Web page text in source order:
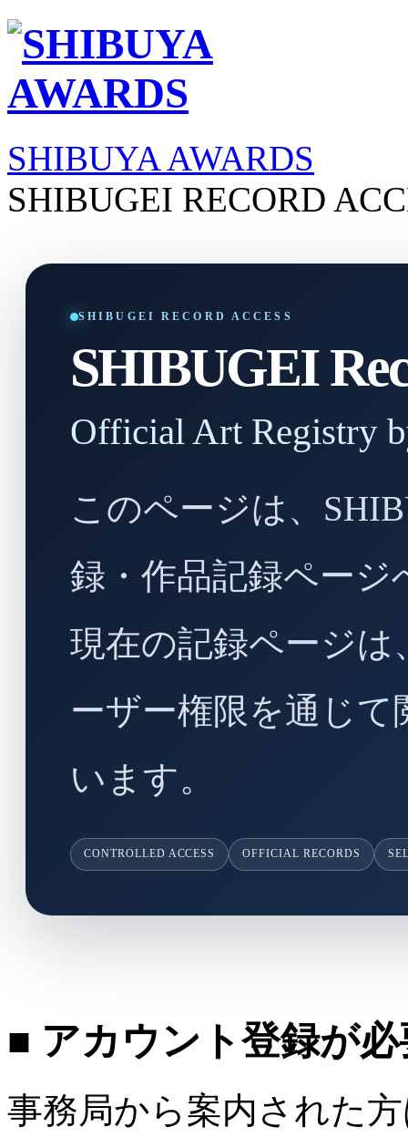
SHIBUYA AWARDS
SHIBUGEI RECORD
SHIBUGEI RECORD ACCESS
SHIBUGEI
Official Art Registry
このページは、
録・作品記録ペー
現在の記録ページは
ーザー権限を通じ
います。
CONTROLLED ACCESS OFFICIAL RECORDS
■ アカウント登録が
事務局から案内された